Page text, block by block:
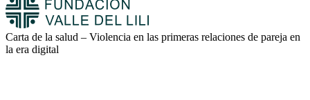
Carta de la salud – Violencia en las primeras relaciones de pareja en
la era digital